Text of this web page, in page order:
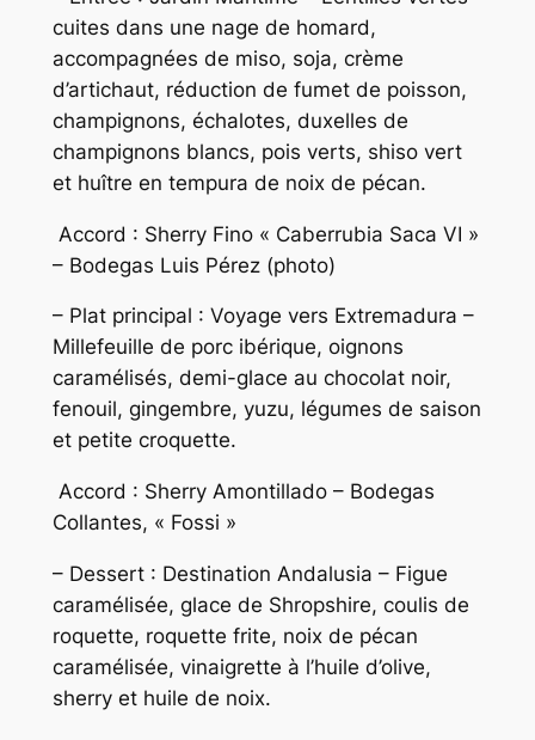
cuites dans une nage de homard,
accompagnées de miso, soja, crème
d’artichaut, réduction de fumet de poisson,
champignons, échalotes, duxelles de
champignons blancs, pois verts, shiso vert
et huître en tempura de noix de pécan.
Accord : Sherry Fino « Caberrubia Saca VI »
– Bodegas Luis Pérez (photo)
– Plat principal : Voyage vers Extremadura –
Millefeuille de porc ibérique, oignons
caramélisés, demi-glace au chocolat noir,
fenouil, gingembre, yuzu, légumes de saison
et petite croquette.
Accord : Sherry Amontillado – Bodegas
Collantes, « Fossi »
– Dessert : Destination Andalusia – Figue
caramélisée, glace de Shropshire, coulis de
roquette, roquette frite, noix de pécan
caramélisée, vinaigrette à l’huile d’olive,
sherry et huile de noix.